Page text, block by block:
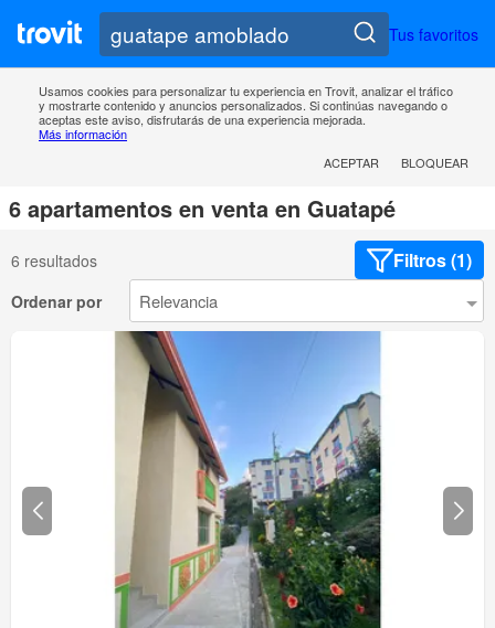
Tus favoritos
Usamos cookies para personalizar tu experiencia en Trovit, analizar el tráfico
y mostrarte contenido y anuncios personalizados. Si continúas navegando o
aceptas este aviso, disfrutarás de una experiencia mejorada.
Más información
ACEPTAR
BLOQUEAR
6 apartamentos en venta en Guatapé
6 resultados Filtros (1)
Ordenar por